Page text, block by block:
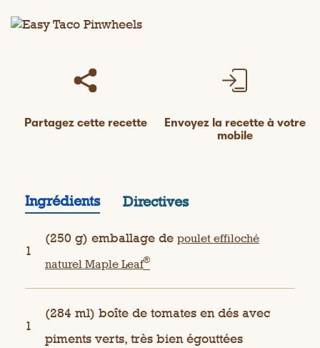
Partagez cette recette
Envoyez la recette à votre
mobile
Ingrédients Directives
1
(250 g) emballage de poulet effiloché
naturel Maple Leaf®
1
(284 ml) boîte de tomates en dés avec
piments verts, très bien égouttées